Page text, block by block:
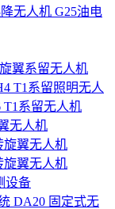
G25油电
翼系留无人机
T1系留照明无人
T1系留无人机
无人机
旋翼无人机
旋翼无人机
设备
DA20 固定式无